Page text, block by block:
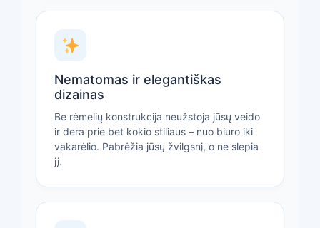
Nematomas ir elegantiškas
dizainas
Be rėmelių konstrukcija neužstoja jūsų veido
ir dera prie bet kokio stiliaus – nuo biuro iki
vakarėlio. Pabrėžia jūsų žvilgsnį, o ne slepia
jį.